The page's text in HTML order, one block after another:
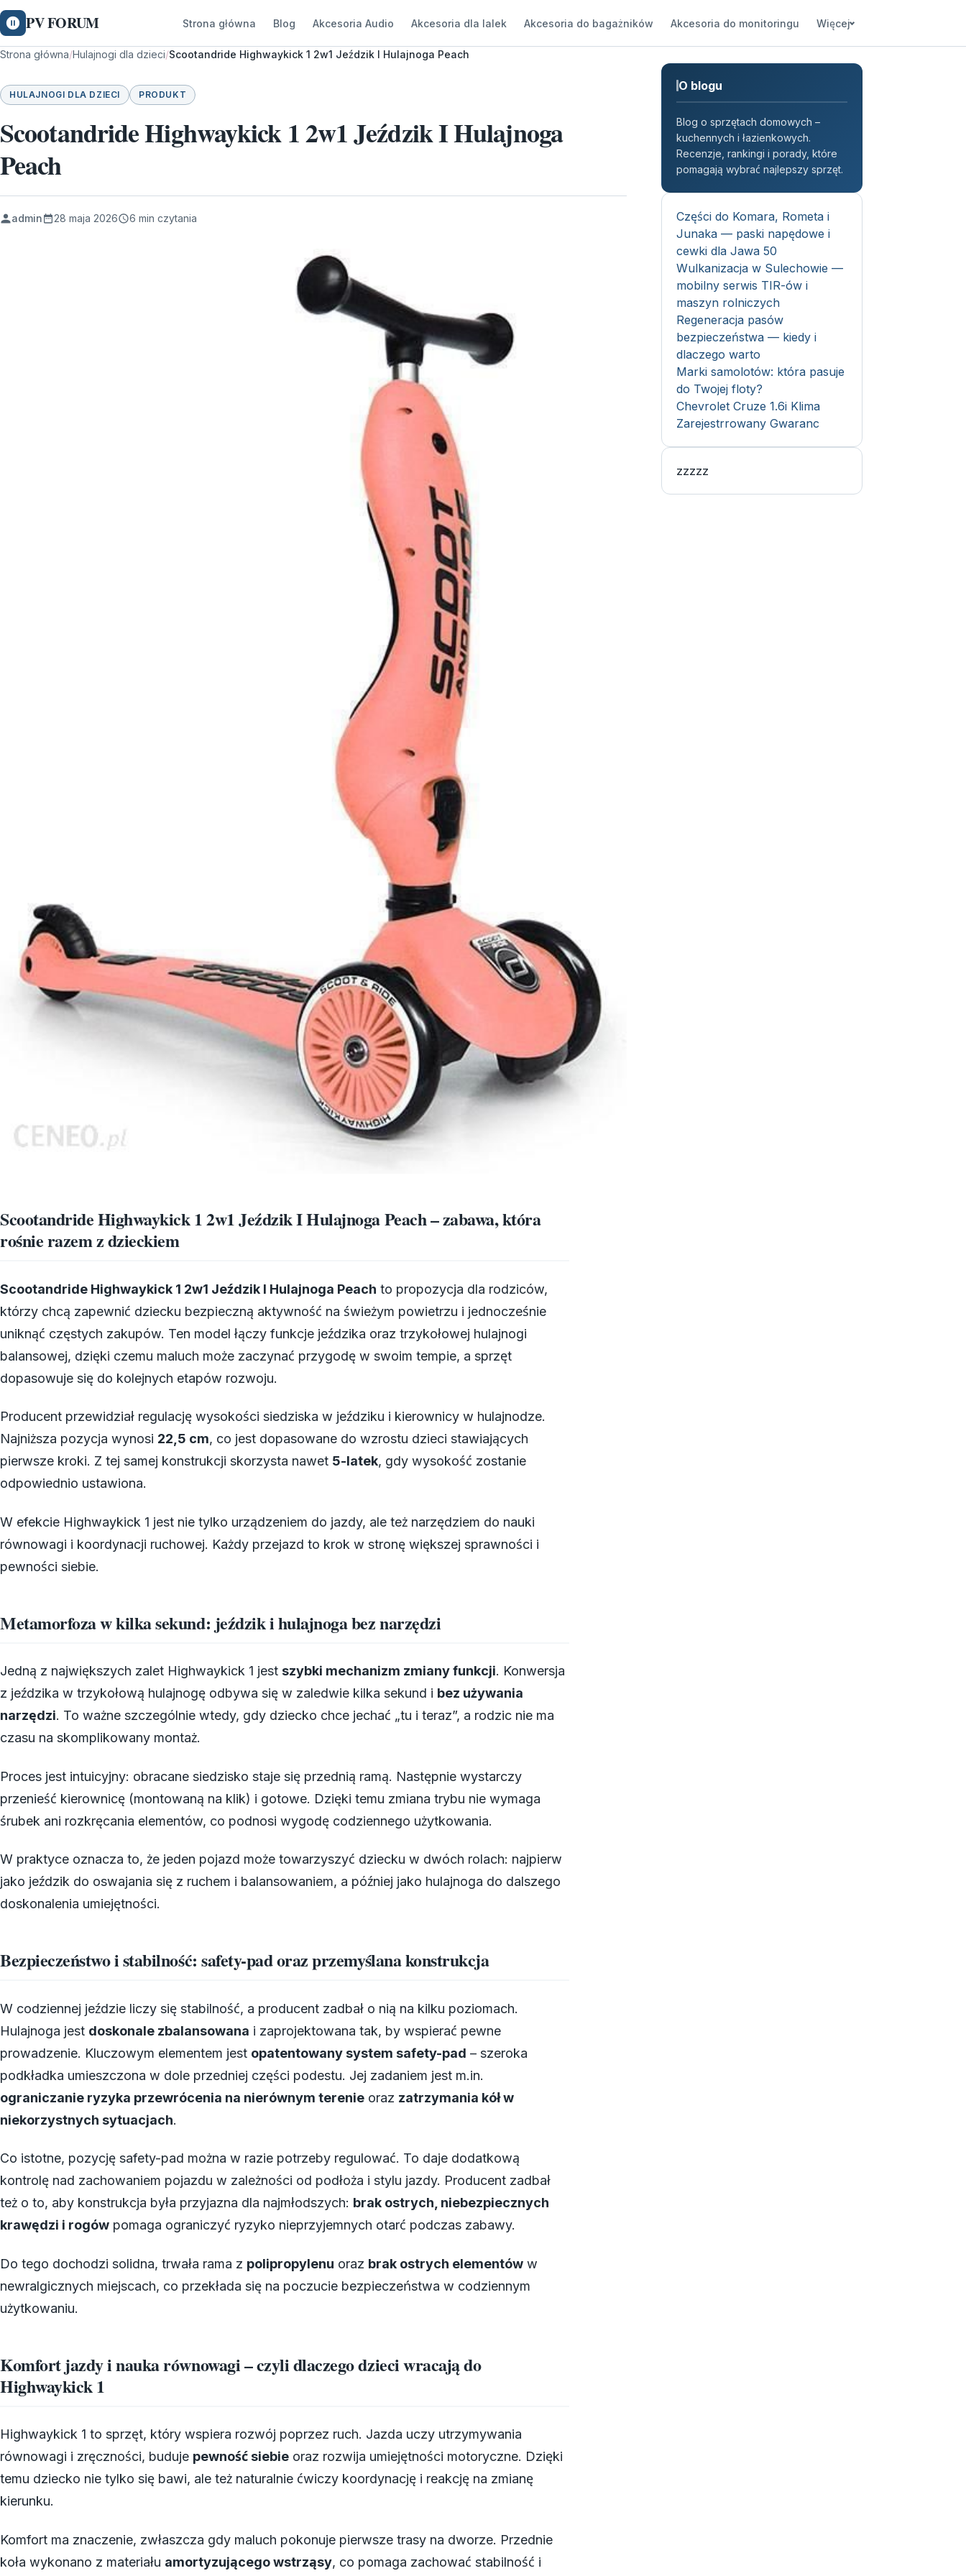
PV FORUM Strona główna Blog Akcesoria Audio Akcesoria dla lalek Akcesoria do bagażników Akcesoria do monitoringu Więcej
Strona główna/Hulajnogi dla dzieci/Scootandride Highwaykick 1 2w1 Jeździk I Hulajnoga Peach
HULAJNOGI DLA DZIECI PRODUKT
Scootandride Highwaykick 1 2w1 Jeździk I Hulajnoga
Peach
admin 28 maja 2026 6 min czytania
Scootandride Highwaykick 1 2w1 Jeździk I Hulajnoga Peach – zabawa, która
rośnie razem z dzieckiem
Scootandride Highwaykick 1 2w1 Jeździk I Hulajnoga Peach to propozycja dla rodziców,
którzy chcą zapewnić dziecku bezpieczną aktywność na świeżym powietrzu i jednocześnie
uniknąć częstych zakupów. Ten model łączy funkcje jeździka oraz trzykołowej hulajnogi
balansowej, dzięki czemu maluch może zaczynać przygodę w swoim tempie, a sprzęt
dopasowuje się do kolejnych etapów rozwoju.
Producent przewidział regulację wysokości siedziska w jeździku i kierownicy w hulajnodze.
Najniższa pozycja wynosi 22,5 cm, co jest dopasowane do wzrostu dzieci stawiających
pierwsze kroki. Z tej samej konstrukcji skorzysta nawet 5-latek, gdy wysokość zostanie
odpowiednio ustawiona.
W efekcie Highwaykick 1 jest nie tylko urządzeniem do jazdy, ale też narzędziem do nauki
równowagi i koordynacji ruchowej. Każdy przejazd to krok w stronę większej sprawności i
pewności siebie.
Metamorfoza w kilka sekund: jeździk i hulajnoga bez narzędzi
Jedną z największych zalet Highwaykick 1 jest szybki mechanizm zmiany funkcji. Konwersja
z jeździka w trzykołową hulajnogę odbywa się w zaledwie kilka sekund i bez używania
narzędzi. To ważne szczególnie wtedy, gdy dziecko chce jechać „tu i teraz”, a rodzic nie ma
czasu na skomplikowany montaż.
Proces jest intuicyjny: obracane siedzisko staje się przednią ramą. Następnie wystarczy
przenieść kierownicę (montowaną na klik) i gotowe. Dzięki temu zmiana trybu nie wymaga
śrubek ani rozkręcania elementów, co podnosi wygodę codziennego użytkowania.
W praktyce oznacza to, że jeden pojazd może towarzyszyć dziecku w dwóch rolach: najpierw
jako jeździk do oswajania się z ruchem i balansowaniem, a później jako hulajnoga do dalszego
doskonalenia umiejętności.
Bezpieczeństwo i stabilność: safety-pad oraz przemyślana konstrukcja
W codziennej jeździe liczy się stabilność, a producent zadbał o nią na kilku poziomach.
Hulajnoga jest doskonale zbalansowana i zaprojektowana tak, by wspierać pewne
prowadzenie. Kluczowym elementem jest opatentowany system safety-pad – szeroka
podkładka umieszczona w dole przedniej części podestu. Jej zadaniem jest m.in.
ograniczanie ryzyka przewrócenia na nierównym terenie oraz zatrzymania kół w
niekorzystnych sytuacjach.
Co istotne, pozycję safety-pad można w razie potrzeby regulować. To daje dodatkową
kontrolę nad zachowaniem pojazdu w zależności od podłoża i stylu jazdy. Producent zadbał
też o to, aby konstrukcja była przyjazna dla najmłodszych: brak ostrych, niebezpiecznych
krawędzi i rogów pomaga ograniczyć ryzyko nieprzyjemnych otarć podczas zabawy.
Do tego dochodzi solidna, trwała rama z polipropylenu oraz brak ostrych elementów w
newralgicznych miejscach, co przekłada się na poczucie bezpieczeństwa w codziennym
użytkowaniu.
Komfort jazdy i nauka równowagi – czyli dlaczego dzieci wracają do
Highwaykick 1
Highwaykick 1 to sprzęt, który wspiera rozwój poprzez ruch. Jazda uczy utrzymywania
równowagi i zręczności, buduje pewność siebie oraz rozwija umiejętności motoryczne. Dzięki
temu dziecko nie tylko się bawi, ale też naturalnie ćwiczy koordynację i reakcję na zmianę
kierunku.
Komfort ma znaczenie, zwłaszcza gdy maluch pokonuje pierwsze trasy na dworze. Przednie
koła wykonano z materiału amortyzującego wstrząsy, co pomaga zachować stabilność i
O blogu
Blog o sprzętach domowych –
kuchennych i łazienkowych.
Recenzje, rankingi i porady, które
pomagają wybrać najlepszy sprzęt.
Części do Komara, Rometa i
Junaka — paski napędowe i
cewki dla Jawa 50
Wulkanizacja w Sulechowie —
mobilny serwis TIR-ów i
maszyn rolniczych
Regeneracja pasów
bezpieczeństwa — kiedy i
dlaczego warto
Marki samolotów: która pasuje
do Twojej floty?
Chevrolet Cruze 1.6i Klima
Zarejestrrowany Gwaranc
zzzzz